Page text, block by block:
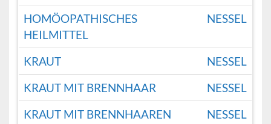
HOMÖOPATHISCHES
HEILMITTEL
NESSEL
KRAUT
NESSEL
KRAUT MIT BRENNHAAR
NESSEL
KRAUT MIT BRENNHAAREN
NESSEL